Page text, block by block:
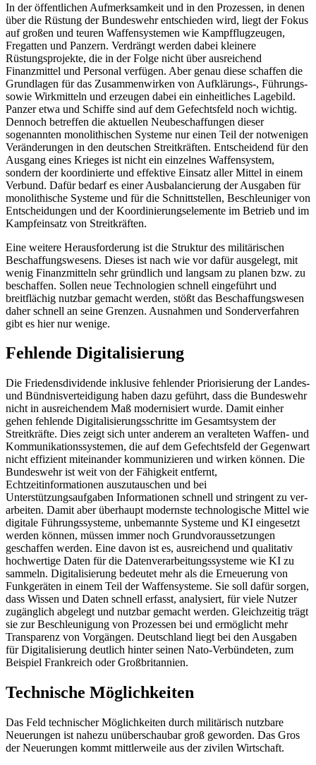
In der öffentlichen Aufmerksamkeit und in den Prozessen, in denen
über die Rüs­tung der Bundeswehr entschieden wird, liegt der Fokus
auf großen und teuren Waf­fensystemen wie Kampfflugzeugen,
Fregat­ten und Panzern. Verdrängt werden dabei kleinere
Rüstungsprojekte, die in der Folge nicht über ausreichend
Finanzmittel und Personal verfügen. Aber genau diese schaf­fen die
Grundlagen für das Zusammen­wirken von Aufklärungs-, Führungs-
sowie Wirkmitteln und erzeugen dabei ein ein­heitliches Lagebild.
Panzer etwa und Schiffe sind auf dem Gefechtsfeld noch wichtig.
Dennoch betreffen die aktuellen Neu­beschaffungen dieser
sogenannten mono­lithischen Systeme nur einen Teil der not­wenigen
Veränderungen in den deutschen Streitkräften. Entscheidend für den
Aus­gang eines Krieges ist nicht ein einzelnes Waffensystem,
sondern der koordinierte und effektive Einsatz aller Mittel in einem
Verbund. Dafür bedarf es einer Ausbalan­cierung der Ausgaben für
monolithische Systeme und für die Schnittstellen, Beschleu­niger von
Entscheidungen und der Koordi­nierungselemente im Betrieb und im
Kampfeinsatz von Streitkräften.
Eine weitere Herausforderung ist die Struktur des militärischen
Beschaffungs­wesens. Dieses ist nach wie vor dafür aus­gelegt, mit
wenig Finanzmitteln sehr gründ­lich und langsam zu planen bzw. zu
be­schaffen. Sollen neue Technologien schnell eingeführt und
breitflächig nutzbar gemacht werden, stößt das Beschaffungswesen
daher schnell an seine Grenzen. Ausnahmen und Sonderverfahren
gibt es hier nur wenige.
Fehlende Digitalisierung
Die Friedensdividende inklusive fehlender Priorisierung der Landes-
und Bündnis­verteidigung haben dazu geführt, dass die Bundeswehr
nicht in ausreichendem Maß modernisiert wurde. Damit einher
gehen fehlende Digitalisierungsschritte im Gesamt­system der
Streitkräfte. Dies zeigt sich unter anderem an veralteten Waffen- und
Kommu­nikationssystemen, die auf dem Gefechts­feld der Gegenwart
nicht effizient mitein­ander kommunizieren und wirken können. Die
Bundeswehr ist weit von der Fähigkeit entfernt,
Echtzeitinformationen auszutauschen und bei
Unterstützungsaufgaben In­formationen schnell und stringent zu ver­
arbeiten. Damit aber überhaupt modernste technologische Mittel wie
digitale Führungs­systeme, unbemannte Systeme und KI ein­gesetzt
werden können, müssen immer noch Grundvoraussetzungen
geschaffen werden. Eine davon ist es, ausreichend und qualitativ
hochwertige Daten für die Daten­verarbeitungssysteme wie KI zu
sammeln. Digitalisierung bedeutet mehr als die Er­neuerung von
Funkgeräten in einem Teil der Waffensysteme. Sie soll dafür sorgen,
dass Wissen und Daten schnell erfasst, ana­lysiert, für viele Nutzer
zugänglich abgelegt und nutzbar gemacht werden. Gleichzeitig trägt
sie zur Beschleunigung von Prozessen bei und ermöglicht mehr
Transparenz von Vorgängen. Deutschland liegt bei den Aus­gaben
für Digitalisierung deutlich hinter seinen Nato-Verbündeten, zum
Beispiel Frankreich oder Großbritannien.
Technische Möglichkeiten
Das Feld technischer Möglichkeiten durch militärisch nutzbare
Neuerungen ist nahe­zu unüberschaubar groß geworden. Das Gros
der Neuerungen kommt mittlerweile aus der zivilen Wirtschaft.